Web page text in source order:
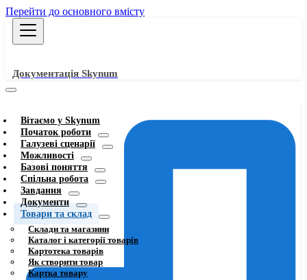
Перейти до основного вмісту
Документація Skynum
Вітаємо у Skynum
Початок роботи
Галузеві сценарії
Можливості
Базові поняття
Спільна робота
Завдання
Документи
Товари та склад
Склади та магазини
Каталог і категорії товарів
Картотека товарів
Як створити товар
Картка товару